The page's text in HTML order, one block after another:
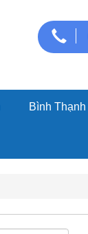
Bình Thạnh